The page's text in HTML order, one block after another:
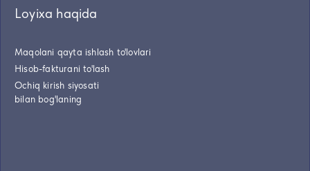
Loyixa haqida
Maqolani qayta ishlash to'lovlari
Hisob-fakturani to'lash
Ochiq kirish siyosati
bilan bog'laning